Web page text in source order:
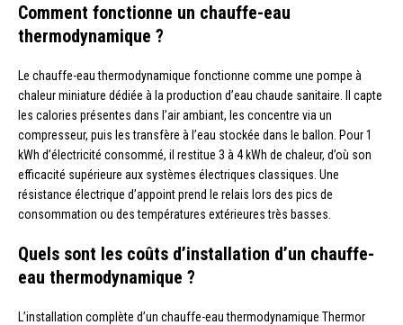
Comment fonctionne un chauffe-eau
thermodynamique ?
Le chauffe-eau thermodynamique fonctionne comme une pompe à
chaleur miniature dédiée à la production d’eau chaude sanitaire. Il capte
les calories présentes dans l’air ambiant, les concentre via un
compresseur, puis les transfère à l’eau stockée dans le ballon. Pour 1
kWh d’électricité consommé, il restitue 3 à 4 kWh de chaleur, d’où son
efficacité supérieure aux systèmes électriques classiques. Une
résistance électrique d’appoint prend le relais lors des pics de
consommation ou des températures extérieures très basses.
Quels sont les coûts d’installation d’un chauffe-
eau thermodynamique ?
L’installation complète d’un chauffe-eau thermodynamique Thermor